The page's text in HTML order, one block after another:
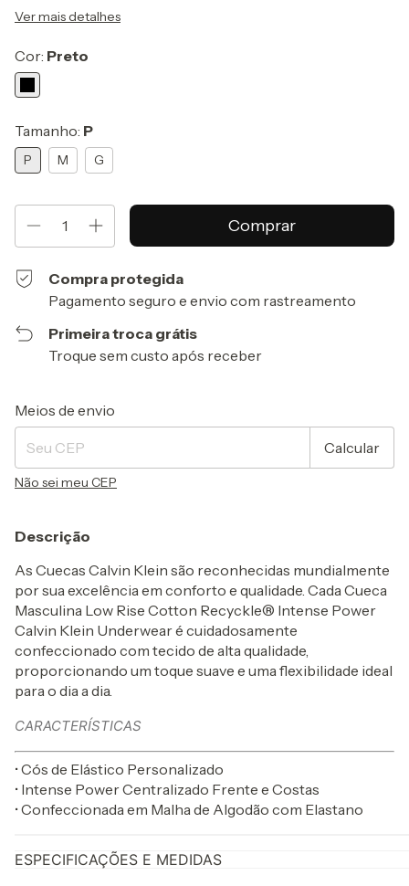
Ver mais detalhes
Cor: Preto
Tamanho: P
P M G
Compra protegida
Pagamento seguro e envio com rastreamento
Primeira troca grátis
Troque sem custo após receber
Entregas para o CEP:
Meios de envio
Calcular
Não sei meu CEP
Descrição
As Cuecas Calvin Klein são reconhecidas mundialmente
por sua excelência em conforto e qualidade. Cada Cueca
Masculina Low Rise Cotton Recyckle® Intense Power
Calvin Klein Underwear é cuidadosamente
confeccionado com tecido de alta qualidade,
proporcionando um toque suave e uma flexibilidade ideal
para o dia a dia.
CARACTERÍSTICAS
• Cós de Elástico Personalizado
• Intense Power Centralizado Frente e Costas
• Confeccionada em Malha de Algodão com Elastano
ESPECIFICAÇÕES E MEDIDAS